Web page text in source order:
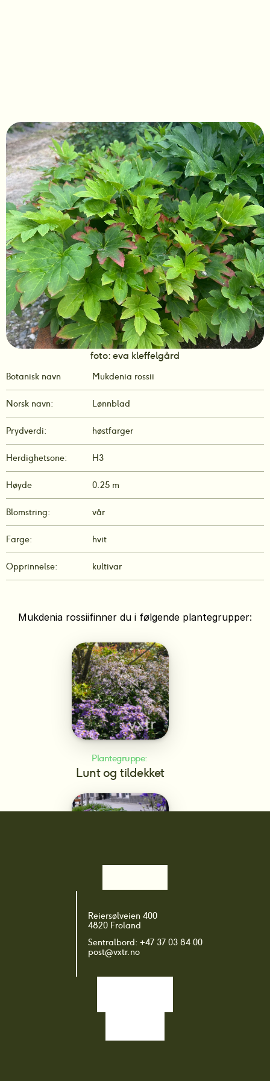
Botanisk navn Mukdenia rossii
Norsk navn: Lønnblad
Prydverdi: høstfarger
Herdighetsone: H3
Høyde 0.25 m
Blomstring: vår
Farge: hvit
Opprinnelse: kultivar
foto: eva kleffelgård
Mukdenia rossiifinner du i følgende plantegrupper:
Plantegruppe:
Lunt og tildekket
Urbane miljøer og infrastruktur
Reiersølveien 400
4820 Froland
Sentralbord: +47 37 03 84 00
post@vxtr.no